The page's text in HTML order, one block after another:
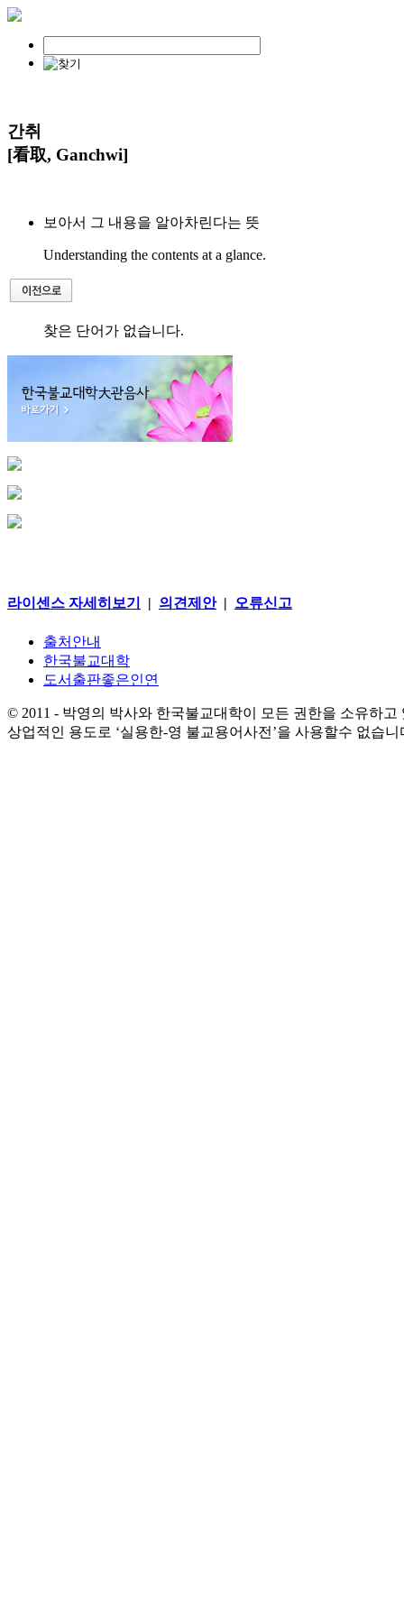
간취
[看取, Ganchwi]
보아서 그 내용을 알아차린다는 뜻
Understanding the contents at a glance.
찾은 단어가 없습니다.
라이센스 자세히보기 | 의견제안| 오류신고
출처안내
한국불교대학
도서출판좋은인연
© 2011 - 박영의 박사와 한국불교대학이 모든 권한을 소유하고
상업적인 용도로 ‘실용한-영 불교용어사전’을 사용할수 없습니